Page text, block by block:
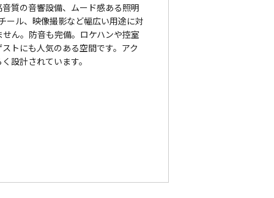
質の音響設備、ムード感ある照明
ール、映像撮影など幅広い用途に対
ん。防音も完備。ロケハンや控室
トにも人気のある空間です。アク
設計されています。